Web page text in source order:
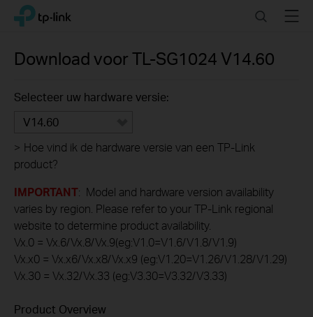
Click
navigation
TP-Link, Reliably Smart SearchMenu
Download voorTL-SG1024 V14.60
Selecteer uw hardware versie:
V14.60
> Hoe vind ik de hardware versie van een TP-Link
product?
IMPORTANT: Model and hardware version availability
varies by region. Please refer to your TP-Link regional
website to determine product availability.
Vx.0 = Vx.6/Vx.8/Vx.9(eg:V1.0=V1.6/V1.8/V1.9)
Vx.x0 = Vx.x6/Vx.x8/Vx.x9 (eg:V1.20=V1.26/V1.28/V1.29)
Vx.30 = Vx.32/Vx.33 (eg:V3.30=V3.32/V3.33)
Product Overview